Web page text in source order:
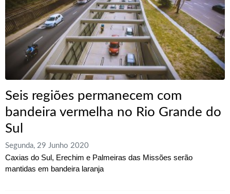
Seis regiões permanecem com
bandeira vermelha no Rio Grande do
Sul
Segunda, 29 Junho 2020
Caxias do Sul, Erechim e Palmeiras das Missões serão
mantidas em bandeira laranja